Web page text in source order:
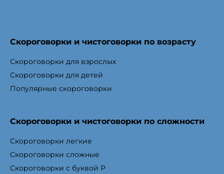
Скороговорки и чистоговорки по возрасту
Скороговорки для взрослых
Скороговорки для детей
Популярные скороговорки
Скороговорки и чистоговорки по сложности
Скороговорки легкие
Скороговорки сложные
Скороговорки с буквой Р